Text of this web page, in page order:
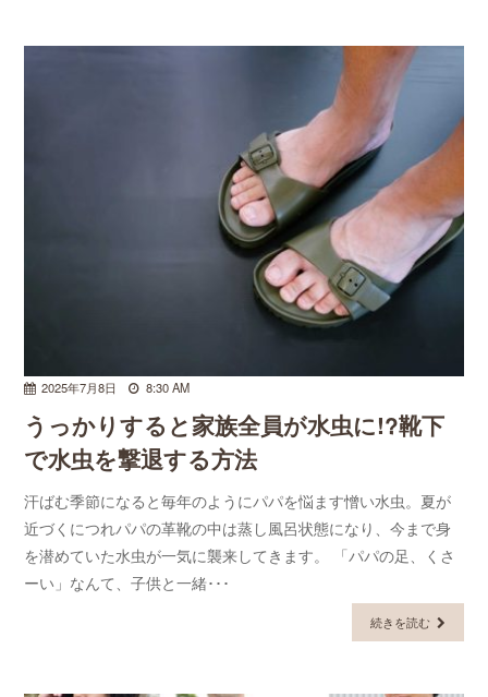
2025年7月8日 8:30 AM
うっかりすると家族全員が水虫に!?靴下
で水虫を撃退する方法
汗ばむ季節になると毎年のようにパパを悩ます憎い水虫。夏が
近づくにつれパパの革靴の中は蒸し風呂状態になり、今まで身
を潜めていた水虫が一気に襲来してきます。 「パパの足、くさ
ーい」なんて、子供と一緒･･･
続きを読む